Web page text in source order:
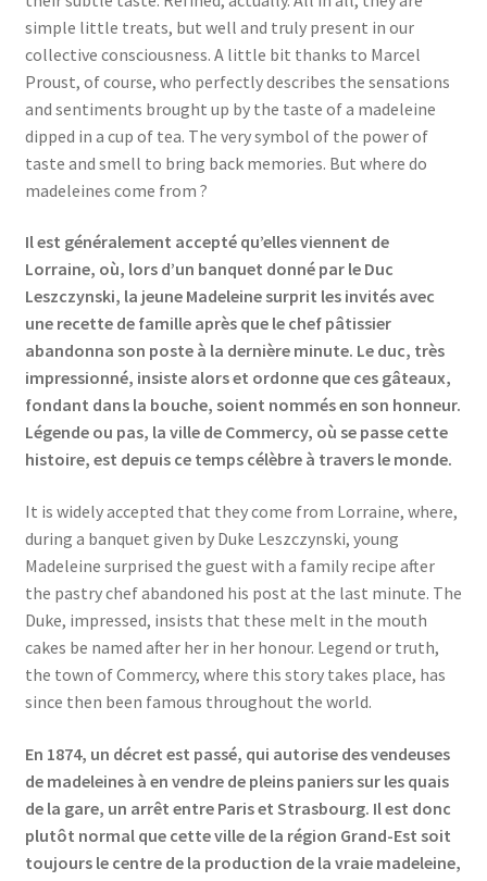
simple little treats, but well and truly present in our
collective consciousness. A little bit thanks to Marcel
Proust, of course, who perfectly describes the sensations
and sentiments brought up by the taste of a madeleine
dipped in a cup of tea. The very symbol of the power of
taste and smell to bring back memories. But where do
madeleines come from ?
Il est généralement accepté qu’elles viennent de
Lorraine, où, lors d’un banquet donné par le Duc
Leszczynski, la jeune Madeleine surprit les invités avec
une recette de famille après que le chef pâtissier
abandonna son poste à la dernière minute. Le duc, très
impressionné, insiste alors et ordonne que ces gâteaux,
fondant dans la bouche, soient nommés en son honneur.
Légende ou pas, la ville de Commercy, où se passe cette
histoire, est depuis ce temps célèbre à travers le monde.
It is widely accepted that they come from Lorraine, where,
during a banquet given by Duke Leszczynski, young
Madeleine surprised the guest with a family recipe after
the pastry chef abandoned his post at the last minute. The
Duke, impressed, insists that these melt in the mouth
cakes be named after her in her honour. Legend or truth,
the town of Commercy, where this story takes place, has
since then been famous throughout the world.
En 1874, un décret est passé, qui autorise des vendeuses
de madeleines à en vendre de pleins paniers sur les quais
de la gare, un arrêt entre Paris et Strasbourg. Il est donc
plutôt normal que cette ville de la région Grand-Est soit
toujours le centre de la production de la vraie madeleine,